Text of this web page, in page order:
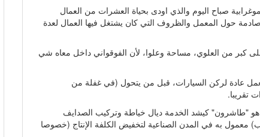
صباح اليوم والذي اودى بحياة العشرات من العمال
حول المعمل والظروف التي كان يشتغل فيها العمال لعدة
كبر من العلوي، مساحة وعلوا، لأن الفوقواني داخل معاه شي
عادة لركن السيارات، قبل من يتحول (في غفلة من
"طاشرون" كيشد الخدمة ديال خياطة وتركيب الصدايف
معمول به في المدن الصناعية لتخفيض الكلفة الإنتاج (خصوصا